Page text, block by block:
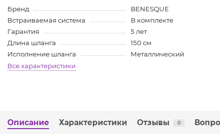
Бренд
BENESQUE
Встраиваемая система
В комплекте
Гарантия
5 лет
Длина шланга
150 см
Исполнение шланга
Металлический
Все характеристики
Описание Характеристики Отзывы 0